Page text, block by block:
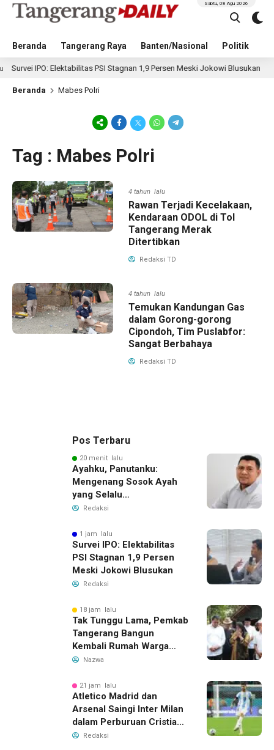
Beranda Tangerang Raya Banten/Nasional Politik
Sabtu, 08 Agu 2026
IPO: Elektabilitas PSI Stagnan 1,9 Persen Meski Jokowi Blusukan
Beranda Mabes Polri
Tag : Mabes Polri
4 tahun lalu
Rawan Terjadi Kecelakaan,
Kendaraan ODOL di Tol
Tangerang Merak
Ditertibkan
Redaksi TD
4 tahun lalu
Temukan Kandungan Gas
dalam Gorong-gorong
Cipondoh, Tim Puslabfor:
Sangat Berbahaya
Redaksi TD
Pos Terbaru
20 menit lalu
Ayahku, Panutanku:
Mengenang Sosok Ayah
yang Selalu
Membersamaiku
Redaksi
1 jam lalu
Survei IPO: Elektabilitas
PSI Stagnan 1,9 Persen
Meski Jokowi Blusukan
Redaksi
18 jam lalu
Tak Tunggu Lama, Pemkab
Tangerang Bangun
Kembali Rumah Warga
yang Roboh Akibat Puting
Nazwa
21 jam lalu
Atletico Madrid dan
Arsenal Saingi Inter Milan
dalam Perburuan Cristian
Romero, Transfer Bek
Redaksi